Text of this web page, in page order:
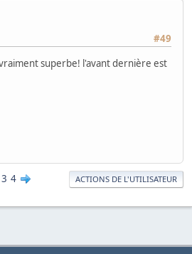
#49
superbe! l'avant dernière est
3 4 ACTIONS DE L'UTILISATEUR